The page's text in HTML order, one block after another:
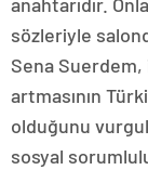
sözleriyle
Sena Suerdem,
artmasının
olduğunu
sosyal